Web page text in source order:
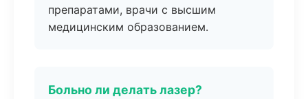
препаратами, врачи с высшим
медицинским образованием.
Больно ли делать лазер?